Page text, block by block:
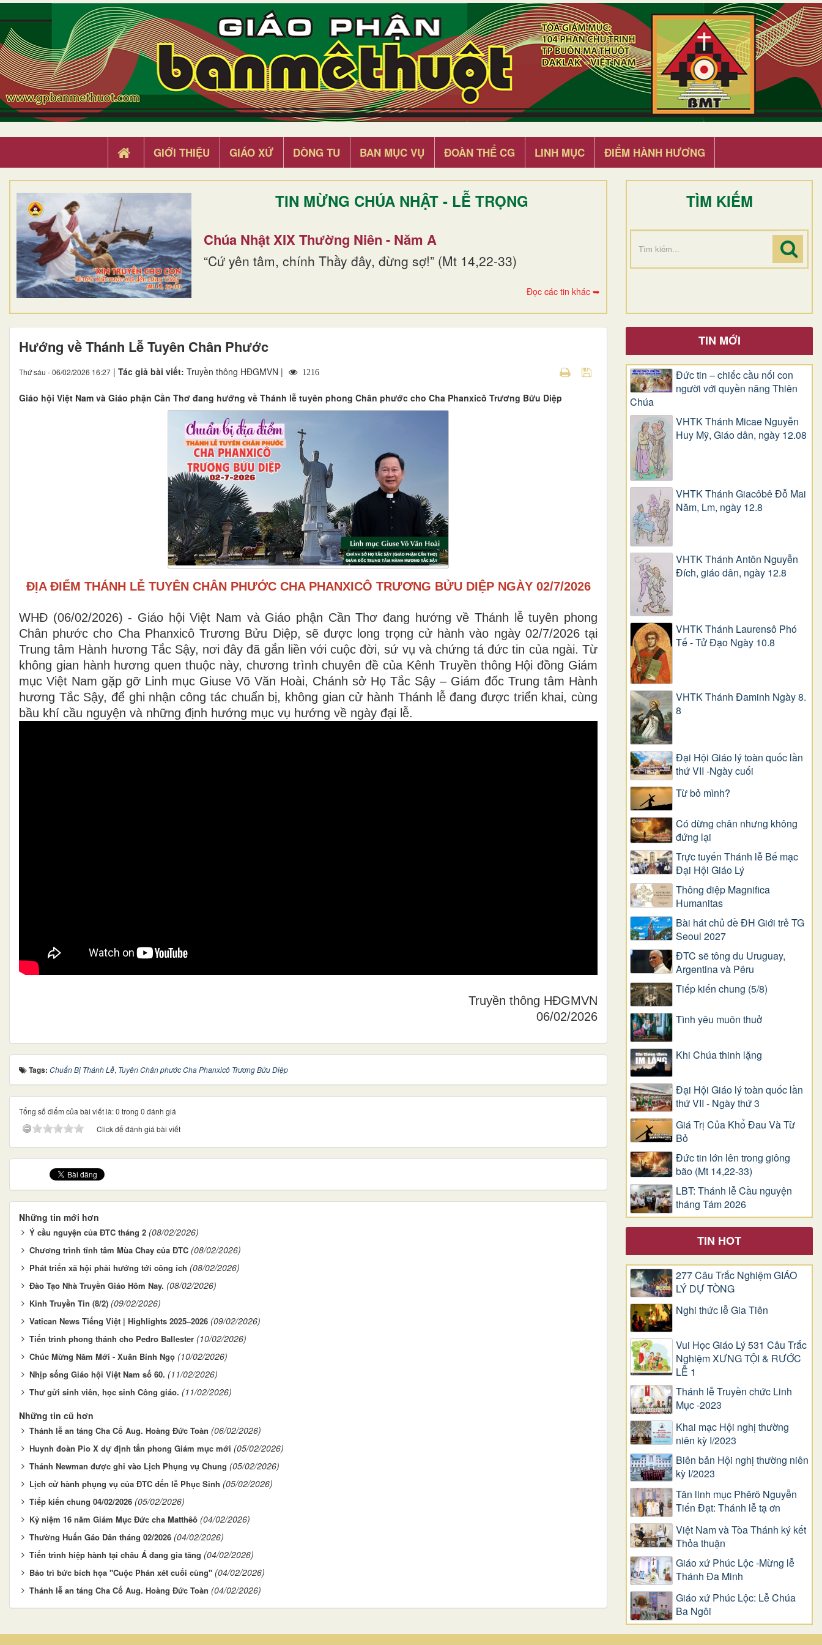
GIỚI THIỆU GIÁO XỨ DÒNG TU BAN MỤC VỤ ĐOÀN THỂ CG LINH MỤC ĐIỂM HÀNH HƯƠNG
TIN MỪNG CHÚA NHẬT - LỄ TRỌNG
Chúa Nhật XIX Thường Niên - Năm A
“Cứ yên tâm, chính Thầy đây, đừng sợ!” (Mt 14,22-33)
Đọc các tin khác ➥
TÌM KIẾM
Hướng về Thánh Lễ Tuyên Chân Phước
Thứ sáu - 06/02/2026 16:27 | Tác giả bài viết: Truyền thông HĐGMVN | 1216
Giáo hội Việt Nam và Giáo phận Cần Thơ đang hướng về Thánh lễ tuyên phong Chân phước cho Cha Phanxicô Trương Bửu Diệp
ĐỊA ĐIỂM THÁNH LỄ TUYÊN CHÂN PHƯỚC CHA PHANXICÔ TRƯƠNG BỬU DIỆP NGÀY 02/7/2026
WHĐ (06/02/2026) - Giáo hội Việt Nam và Giáo phận Cần Thơ đang hướng về Thánh lễ tuyên phong
Chân phước cho Cha Phanxicô Trương Bửu Diệp, sẽ được long trọng cử hành vào ngày 02/7/2026 tại
Trung tâm Hành hương Tắc Sậy, nơi đây đã gắn liền với cuộc đời, sứ vụ và chứng tá đức tin của ngài. Từ
không gian hành hương quen thuộc này, chương trình chuyên đề của Kênh Truyền thông Hội đồng Giám
mục Việt Nam gặp gỡ Linh mục Giuse Võ Văn Hoài, Chánh sở Họ Tắc Sậy – Giám đốc Trung tâm Hành
hương Tắc Sậy, để ghi nhận công tác chuẩn bị, không gian cử hành Thánh lễ đang được triển khai, cùng
bầu khí cầu nguyện và những định hướng mục vụ hướng về ngày đại lễ.
Truyền thông HĐGMVN
06/02/2026
Tags: Chuẩn Bị Thánh Lễ, Tuyên Chân phước Cha Phanxicô Trương Bửu Diệp
Tổng số điểm của bài viết là: 0 trong 0 đánh giá
Click để đánh giá bài viết
Những tin mới hơn
Ý cầu nguyện của ĐTC tháng 2 (08/02/2026)
Chương trình tĩnh tâm Mùa Chay của ĐTC (08/02/2026)
Phát triển xã hội phải hướng tới công ích (08/02/2026)
Đào Tạo Nhà Truyền Giáo Hôm Nay. (08/02/2026)
Kinh Truyền Tin (8/2) (09/02/2026)
Vatican News Tiếng Việt | Highlights 2025–2026 (09/02/2026)
Tiến trình phong thánh cho Pedro Ballester (10/02/2026)
Chúc Mừng Năm Mới - Xuân Bính Ngọ (10/02/2026)
Nhịp sống Giáo hội Việt Nam số 60. (11/02/2026)
Thư gửi sinh viên, học sinh Công giáo. (11/02/2026)
Những tin cũ hơn
Thánh lễ an táng Cha Cố Aug. Hoàng Đức Toàn (06/02/2026)
Huynh đoàn Pio X dự định tấn phong Giám mục mới (05/02/2026)
Thánh Newman được ghi vào Lịch Phụng vụ Chung (05/02/2026)
Lịch cử hành phụng vụ của ĐTC đến lễ Phục Sinh (05/02/2026)
Tiếp kiến chung 04/02/2026 (05/02/2026)
Kỷ niệm 16 năm Giám Mục Đức cha Matthêô (04/02/2026)
Thường Huấn Gáo Dân tháng 02/2026 (04/02/2026)
Tiến trình hiệp hành tại châu Á đang gia tăng (04/02/2026)
Bảo trì bức bích họa "Cuộc Phán xét cuối cùng" (04/02/2026)
Thánh lễ an táng Cha Cố Aug. Hoàng Đức Toàn (04/02/2026)
TIN MỚI
Đức tin – chiếc cầu nối con
người với quyền năng Thiên
Chúa
VHTK Thánh Micae Nguyễn
Huy Mỹ, Giáo dân, ngày 12.08
VHTK Thánh Giacôbê Ðỗ Mai
Năm, Lm, ngày 12.8
VHTK Thánh Antôn Nguyễn
Ðích, giáo dân, ngày 12.8
VHTK Thánh Laurensô Phó
Tế - Tử Đạo Ngày 10.8
VHTK Thánh Đaminh Ngày 8.
8
Đại Hội Giáo lý toàn quốc lần
thứ VII -Ngày cuối
Từ bỏ mình?
Có dừng chân nhưng không
đứng lại
Trực tuyến Thánh lễ Bế mạc
Đại Hội Giáo Lý
Thông điệp Magnifica
Humanitas
Bài hát chủ đề ĐH Giới trẻ TG
Seoul 2027
ĐTC sẽ tông du Uruguay,
Argentina và Pêru
Tiếp kiến chung (5/8)
Tình yêu muôn thuở
Khi Chúa thinh lặng
Đại Hội Giáo lý toàn quốc lần
thứ VII - Ngày thứ 3
Giá Trị Của Khổ Ðau Và Từ
Bỏ
Đức tin lớn lên trong giông
bão (Mt 14,22-33)
LBT: Thánh lễ Cầu nguyện
tháng Tám 2026
TIN HOT
277 Câu Trắc Nghiệm GIÁO
LÝ DỰ TÒNG
Nghi thức lễ Gia Tiên
Vui Học Giáo Lý 531 Câu Trắc
Nghiệm XƯNG TỘI & RƯỚC
LỄ 1
Thánh lễ Truyền chức Linh
Mục -2023
Khai mạc Hội nghị thường
niên kỳ I/2023
Biên bản Hội nghị thường niên
kỳ I/2023
Tân linh mục Phêrô Nguyễn
Tiến Đạt: Thánh lễ tạ ơn
Việt Nam và Tòa Thánh ký kết
Thỏa thuận
Giáo xứ Phúc Lộc -Mừng lễ
Thánh Đa Minh
Giáo xứ Phúc Lộc: Lễ Chúa
Ba Ngôi